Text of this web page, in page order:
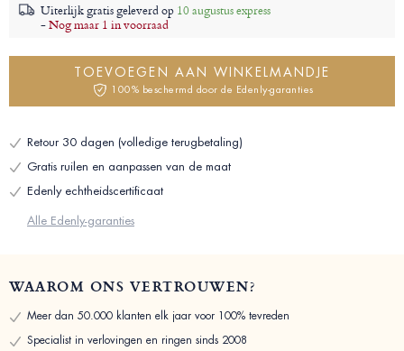
Uiterlijk gratis geleverd op 10 augustus express
-Nog maar 1 in voorraad
TOEVOEGEN AAN WINKELMANDJE
100% beschermd door de Edenly-garanties
Retour 30 dagen (volledige terugbetaling)
Gratis ruilen en aanpassen van de maat
Edenly echtheidscertificaat
Alle Edenly-garanties
WAAROM ONS VERTROUWEN?
Meer dan 50.000 klanten elk jaar voor 100% tevreden
Specialist in verlovingen en ringen sinds 2008